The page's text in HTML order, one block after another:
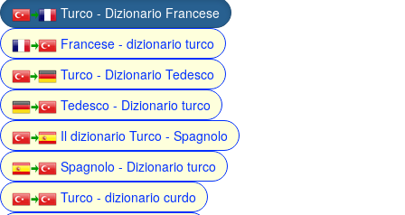
Turco - Dizionario Francese
Francese - dizionario turco
Turco - Dizionario Tedesco
Tedesco - Dizionario turco
Il dizionario Turco - Spagnolo
Spagnolo - Dizionario turco
Turco - dizionario curdo